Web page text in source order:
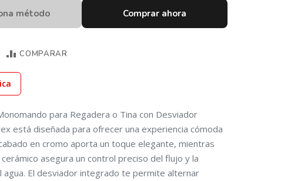
método Comprar ahora
COMPARAR
para Regadera o Tina con Desviador
está diseñada para ofrecer una experiencia cómoda
en cromo aporta un toque elegante, mientras
asegura un control preciso del flujo y la
El desviador integrado te permite alternar